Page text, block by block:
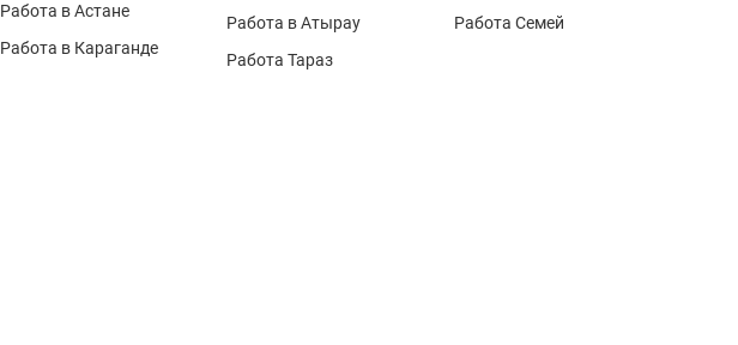
Работа в Астане
Работа в Караганде
Работа в Атырау
Работа Тараз
Работа Семей